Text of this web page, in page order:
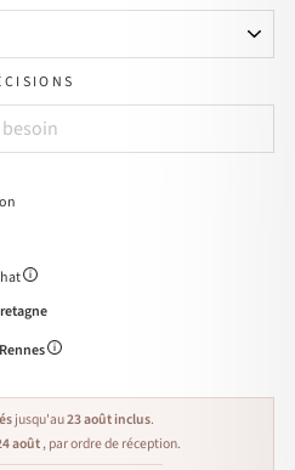
Rennes
jusqu'au23 août inclus.
août, par ordre de réception.